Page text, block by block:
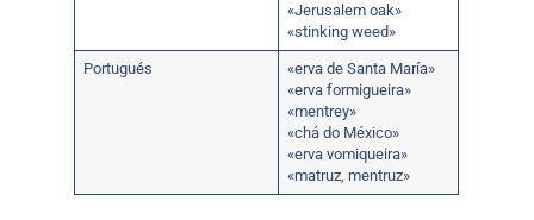
«Jerusalem oak»
«stinking weed»
Portugués
«erva de Santa María»
«erva formigueira»
«mentrey»
«chá do México»
«erva vomiqueira»
«matruz, mentruz»